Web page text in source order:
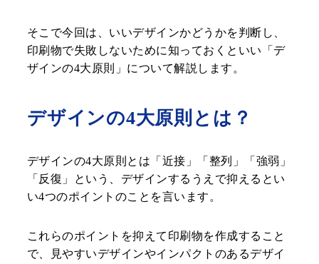
そこで今回は、いいデザインかどうかを判断し、
印刷物で失敗しないために知っておくといい「デ
ザインの4大原則」について解説します。
デザインの4大原則とは？
デザインの4大原則とは「近接」「整列」「強弱」
「反復」という、デザインするうえで抑えるとい
い4つのポイントのことを言います。
これらのポイントを抑えて印刷物を作成すること
で、見やすいデザインやインパクトのあるデザイ